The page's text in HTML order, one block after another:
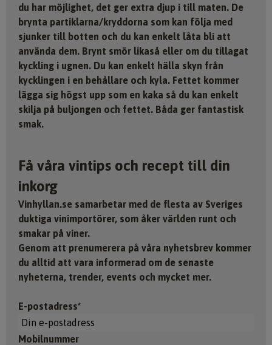
du har möjlighet, det ger extra djup i till maten. De
brynta partiklarna/kryddorna som kan följa med
sjunker till botten och du kan enkelt låta bli att
använda dem. Brynt smör likaså eller om du tillagat
kyckling i ugnen. Du kan enkelt hälla skyn från
kycklingen i en behållare och kyla. Fettet kommer
lägga sig högst upp som en kaka så du kan enkelt
skilja på buljongen och fettet. Båda ger fantastisk
smak.
Få våra vintips och recept till din
inkorg
Vinhyllan.se samarbetar med de flesta av Sveriges
duktiga vinimportörer, som åker världen runt och
smakar på viner.
Genom att prenumerera på våra nyhetsbrev kommer
du alltid att vara informerad om de senaste
nyheterna, trender, events och mycket mer.
E-postadress*
Mobilnummer